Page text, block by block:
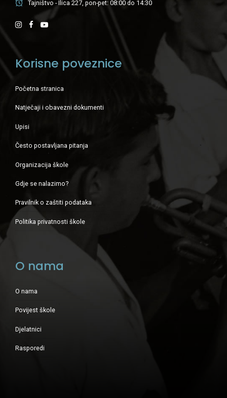
Tajništvo - Ilica 227, pon-pet: 08:00 do 14:30
Korisne poveznice
Početna stranica
Natječaji i obavezni dokumenti
Upisi
Često postavljana pitanja
Organizacija škole
Gdje se nalazimo?
Pravilnik o zaštiti podataka
Politika privatnosti škole
O nama
O nama
Povijest škole
Djelatnici
Rasporedi